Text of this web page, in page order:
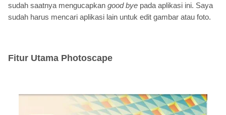
sudah saatnya mengucapkan good bye pada aplikasi ini. Saya
sudah harus mencari aplikasi lain untuk edit gambar atau foto.
Fitur Utama Photoscape